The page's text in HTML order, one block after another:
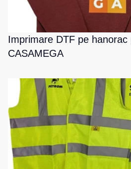
Imprimare DTF pe
CASAMEGA